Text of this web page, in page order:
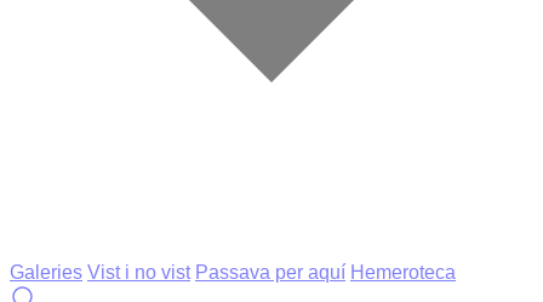
Galeries Vist i no vist Passava per aquí Hemeroteca